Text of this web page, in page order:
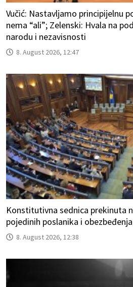
Vučić: Nastavljamo principijelnu
nema “ali”; Zelenski: Hvala na
narodu i nezavisnosti
8. August 2026, 12:47
Konstitutivna sednica prekinuta
pojedinih poslanika i obezbeđenja
8. August 2026, 12:38